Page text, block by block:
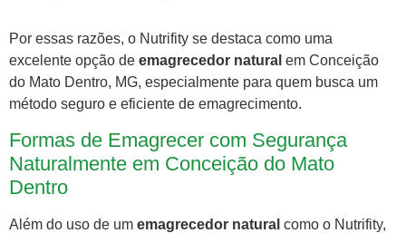
Por essas razões, o Nutrifity se destaca como uma
excelente opção de emagrecedor natural em Conceição
do Mato Dentro, MG, especialmente para quem busca um
método seguro e eficiente de emagrecimento.
Formas de Emagrecer com Segurança
Naturalmente em Conceição do Mato
Dentro
Além do uso de um emagrecedor natural como o Nutrifity,